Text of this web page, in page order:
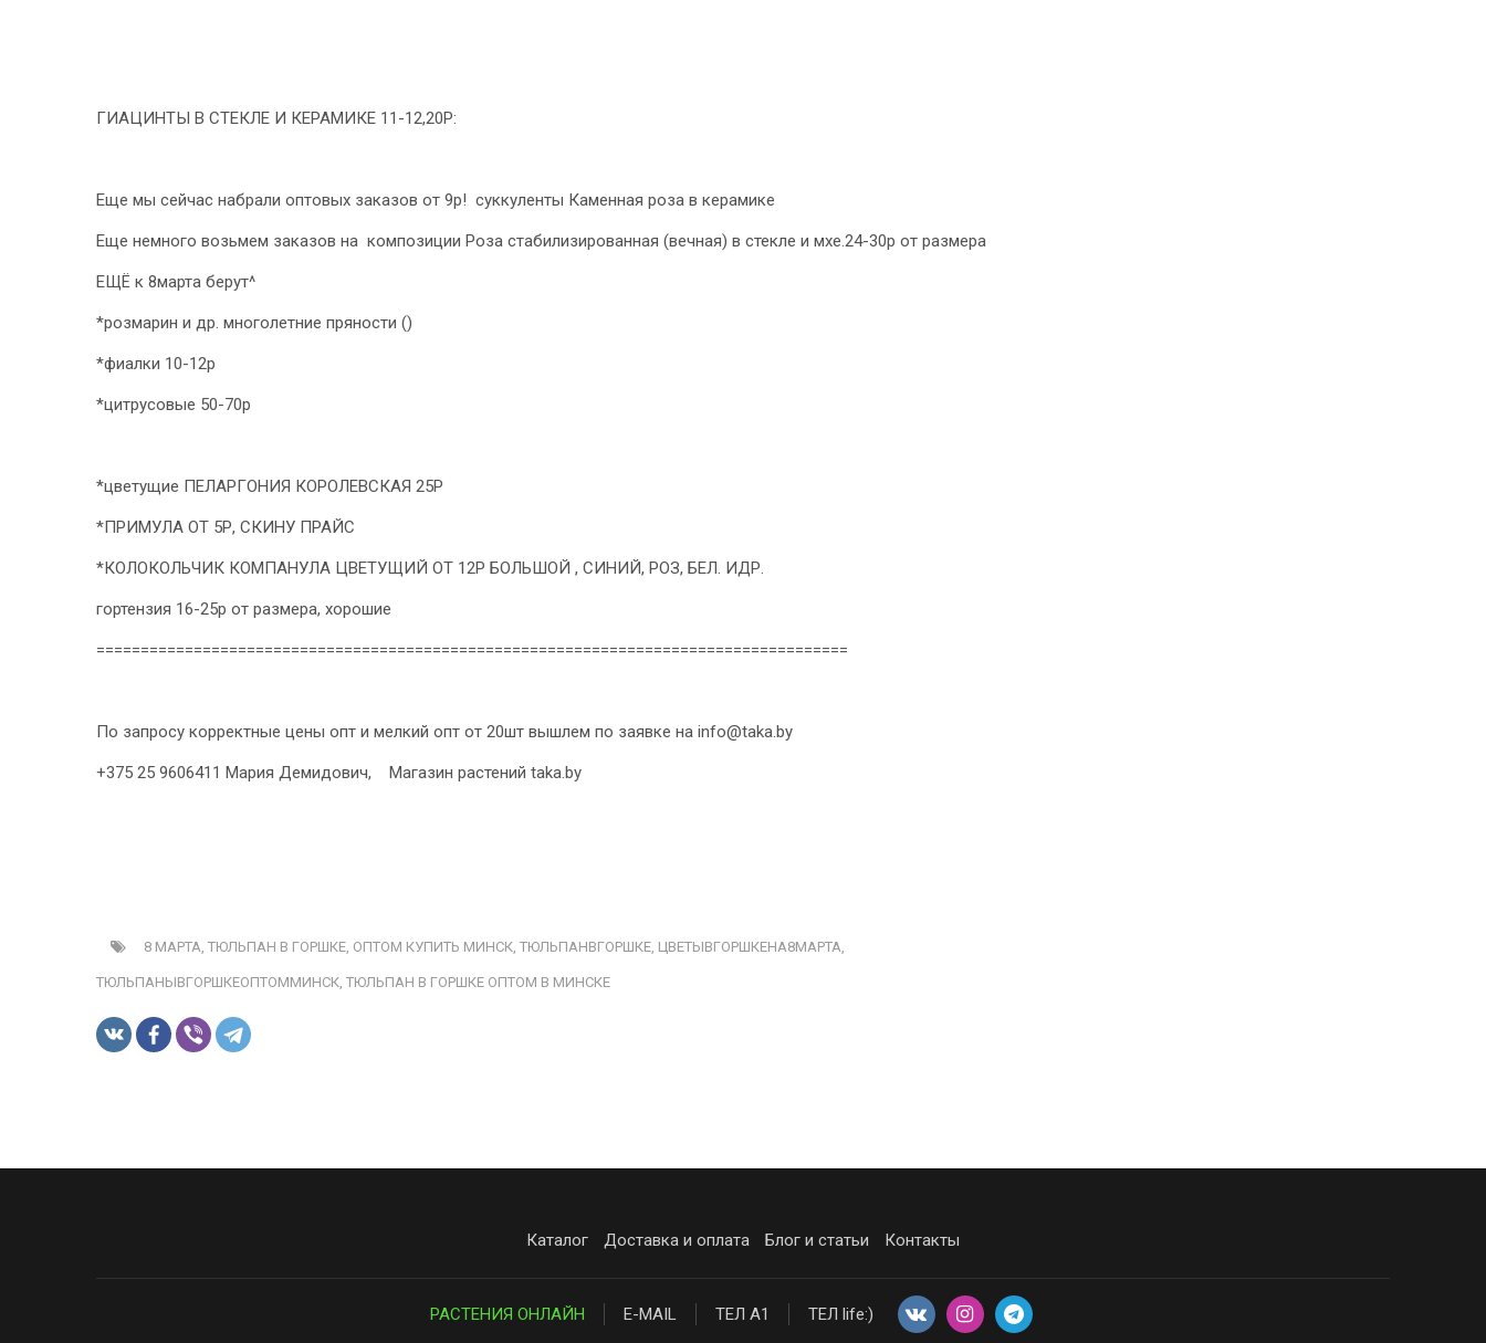
ГИАЦИНТЫ В СТЕКЛЕ И КЕРАМИКЕ 11-12,20Р:
Еще мы сейчас набрали оптовых заказов от 9р! суккуленты Каменная роза в керамике
Еще немного возьмем заказов на композиции Роза стабилизированная (вечная) в стекле и мхе.24-30р от размера
ЕЩЁ к 8марта берут^
*розмарин и др. многолетние пряности ()
*фиалки 10-12р
*цитрусовые 50-70р
*цветущие ПЕЛАРГОНИЯ КОРОЛЕВСКАЯ 25Р
*ПРИМУЛА ОТ 5Р, СКИНУ ПРАЙС
*КОЛОКОЛЬЧИК КОМПАНУЛА ЦВЕТУЩИЙ ОТ 12Р БОЛЬШОЙ , СИНИЙ, РОЗ, БЕЛ. ИДР.
гортензия 16-25р от размера, хорошие
=====================================================================================
По запросу корректные цены опт и мелкий опт от 20шт вышлем по заявке на info@taka.by
+375 25 9606411 Мария Демидович, Магазин растений taka.by
8 МАРТА, ТЮЛЬПАН В ГОРШКЕ, ОПТОМ КУПИТЬ МИНСК, ТЮЛЬПАНВГОРШКЕ, ЦВЕТЫВГОРШКЕНА8МАРТА,
ТЮЛЬПАНЫВГОРШКЕОПТОММИНСК, ТЮЛЬПАН В ГОРШКЕ ОПТОМ В МИНСКЕ
Каталог Доставка и оплата Блог и статьи Контакты
РАСТЕНИЯ ОНЛАЙН E-MAIL ТЕЛ А1 ТЕЛ life:)